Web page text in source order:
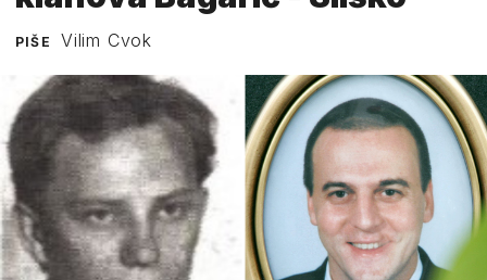
PIŠE Vilim Cvok